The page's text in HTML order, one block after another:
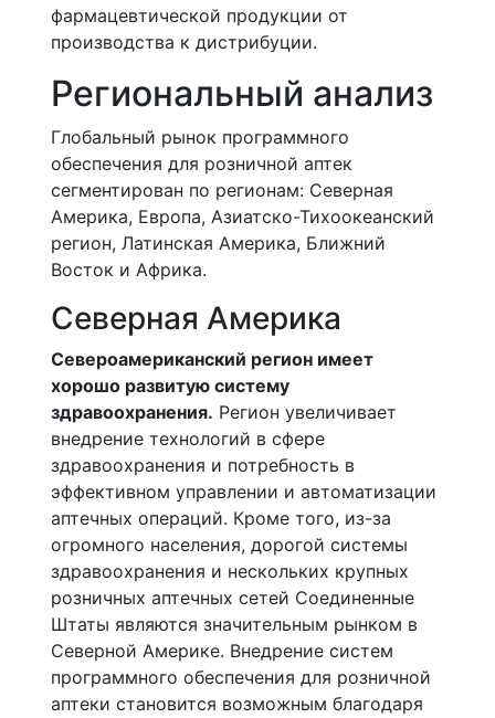
фармацевтической продукции от
производства к дистрибуции.
Региональный анализ
Глобальный рынок программного
обеспечения для розничной аптек
сегментирован по регионам: Северная
Америка, Европа, Азиатско-Тихоокеанский
регион, Латинская Америка, Ближний
Восток и Африка.
Северная Америка
Североамериканский регион имеет
хорошо развитую систему
здравоохранения. Регион увеличивает
внедрение технологий в сфере
здравоохранения и потребность в
эффективном управлении и автоматизации
аптечных операций. Кроме того, из-за
огромного населения, дорогой системы
здравоохранения и нескольких крупных
розничных аптечных сетей Соединенные
Штаты являются значительным рынком в
Северной Америке. Внедрение систем
программного обеспечения для розничной
аптеки становится возможным благодаря